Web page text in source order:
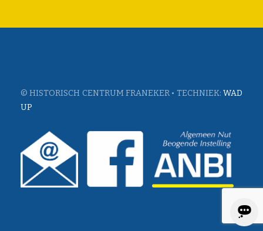
© HISTORISCH CENTRUM FRANEKER • TECHNIEK: WAD
UP